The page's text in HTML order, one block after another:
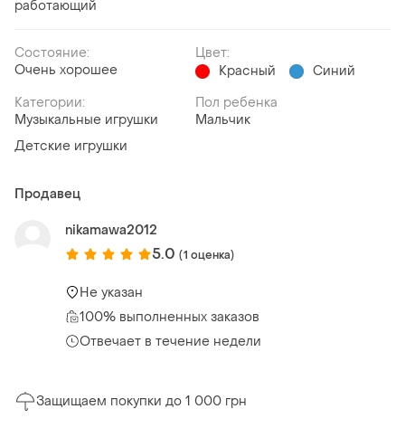
работающий
Состояние:
Очень хорошее
Цвет:
Красный
Синий
Категории:
Музыкальные игрушки
Детские игрушки
Пол ребенка
Мальчик
Продавец
nikamawa2012
5.0 (1 оценка)
Не указан
100% выполненных заказов
Отвечает в течение недели
Защищаем покупки до 1 000 грн